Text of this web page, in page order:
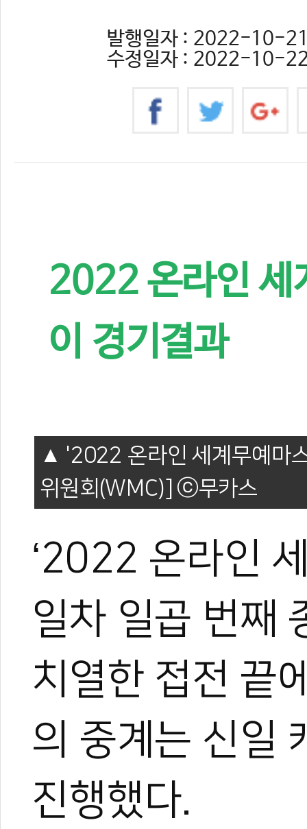
발행일자 : 2022-10-
수정일자 : 2022-10-
2022 온라인 세
이 경기결과
'2022 온라인 세계무예마
위원회(WMC)]
‘2022 온라인
일차 일곱 번째
치열한 접전 끝
의 중계는 신일
진행했다.